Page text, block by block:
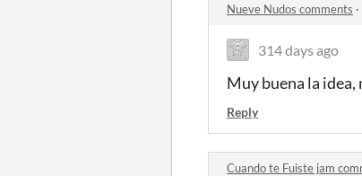
Nueve Nudos comments ·
314 days ago
Muy buena la
Reply
Cuando te Fuiste jam